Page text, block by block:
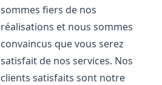
sommes fiers de nos
réalisations et nous sommes
convaincus que vous serez
satisfait de nos services. Nos
clients satisfaits sont notre